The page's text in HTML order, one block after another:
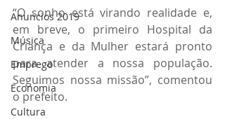
Anuncios 2019
Música
Emprego
Economia
Cultura
“O sonho está virando realidade e,
em breve, o primeiro Hospital da
Criança e da Mulher estará pronto
para atender a nossa população.
Seguimos nossa missão”, comentou
o prefeito.